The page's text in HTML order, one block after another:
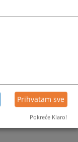
Prihvatam sve
Pokreće Klaro!